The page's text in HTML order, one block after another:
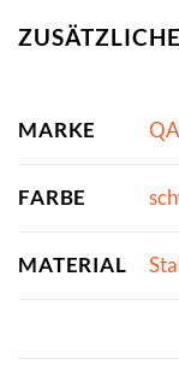
MARKE
FARBE
MATERIAL